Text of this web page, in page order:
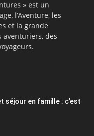
» est un
l’Aventure, les
et la grande
aventuriers, des
séjour en famille : c’est